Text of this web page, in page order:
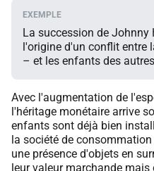
La succession de Johnny
l'origine d'un conflit entre
– et les enfants des
Avec l'augmentation de
l'héritage monétaire arrive
enfants sont déjà bien
la société de
une présence d'objets en
leur valeur marchande